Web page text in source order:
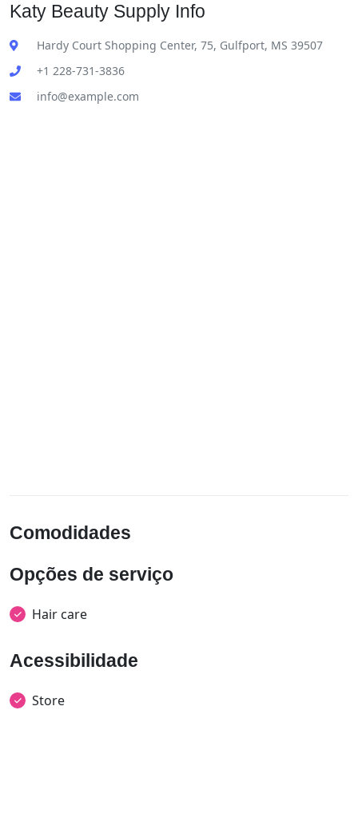
Katy Beauty Supply Info
Hardy Court Shopping Center, 75, Gulfport, MS 39507
+1 228-731-3836
info@example.com
Comodidades
Opções de serviço
Hair care
Acessibilidade
Store